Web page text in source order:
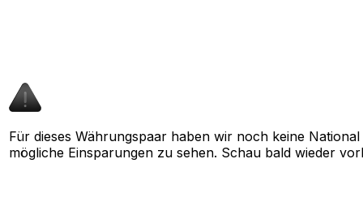
Für dieses Währungspaar haben wir noch keine
mögliche Einsparungen zu sehen. Schau bald wieder